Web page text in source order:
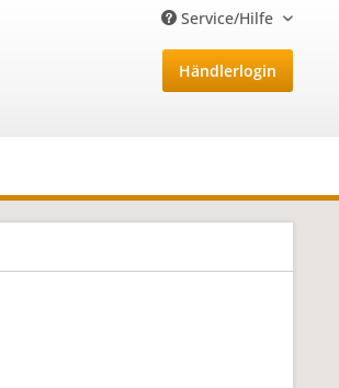
Service/Hilfe
Händlerlogin